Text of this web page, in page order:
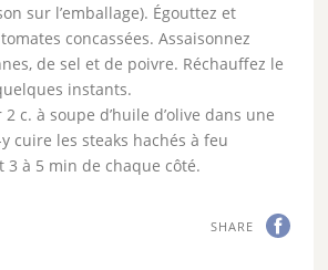
sur l’emballage). Égouttez et
concassées. Assaisonnez
de sel et de poivre. Réchauffez le
instants.
c. à soupe d’huile d’olive dans une
cuire les steaks hachés à feu
3 à 5 min de chaque côté.
SHARE